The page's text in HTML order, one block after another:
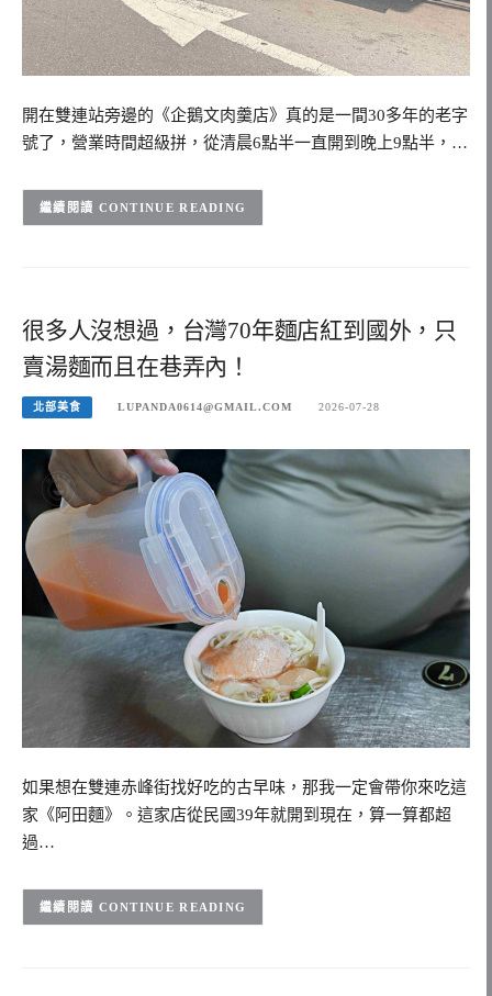
開在雙連站旁邊的《企鵝文肉羹店》真的是一間30多年的老字
號了，營業時間超級拼，從清晨6點半一直開到晚上9點半，…
CONTINUE READING
很多人沒想過，台灣70年麵店紅到國外，只
賣湯麵而且在巷弄內！
北部美食 LUPANDA0614@GMAIL.COM 2026-07-28
如果想在雙連赤峰街找好吃的古早味，那我一定會帶你來吃這
家《阿田麵》。這家店從民國39年就開到現在，算一算都超
過…
CONTINUE READING